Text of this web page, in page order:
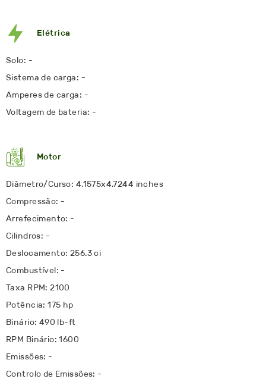
Elétrica
Solo: -
Sistema de carga: -
Amperes de carga: -
Voltagem de bateria: -
Motor
Diâmetro/Curso: 4.1575x4.7244 inches
Compressão: -
Arrefecimento: -
Cilindros: -
Deslocamento: 256.3 ci
Combustível: -
Taxa RPM: 2100
Potência: 175 hp
Binário: 490 lb-ft
RPM Binário: 1600
Emissões: -
Controlo de Emissões: -